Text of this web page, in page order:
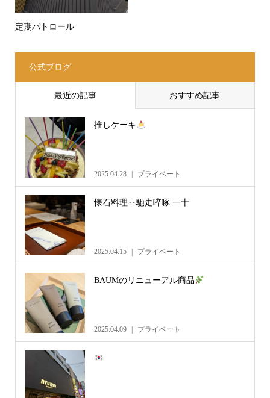
定期パトロール
公式ブログ
最近の記事 おすすめ記事
推しケーキ
2025.04.28 プライベート
懐石料理‥馳走啐啄 一十
2025.04.15 プライベート
BAUMのリニューアル商品
2025.04.09 プライベート